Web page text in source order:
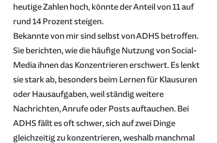
heutige Zahlen hoch, könnte der Anteil von 11 auf
rund 14 Prozent steigen.
Bekannte von mir sind selbst von ADHS betroffen.
Sie berichten, wie die häufige Nutzung von Social-
Media ihnen das Konzentrieren erschwert. Es lenkt
sie stark ab, besonders beim Lernen für Klausuren
oder Hausaufgaben, weil ständig weitere
Nachrichten, Anrufe oder Posts auftauchen. Bei
ADHS fällt es oft schwer, sich auf zwei Dinge
gleichzeitig zu konzentrieren, weshalb manchmal